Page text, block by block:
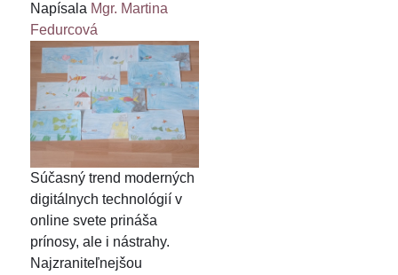
Napísala Mgr. Martina
Fedurcová
Súčasný trend moderných
digitálnych technológií v
online svete prináša
prínosy, ale i nástrahy.
Najzraniteľnejšou